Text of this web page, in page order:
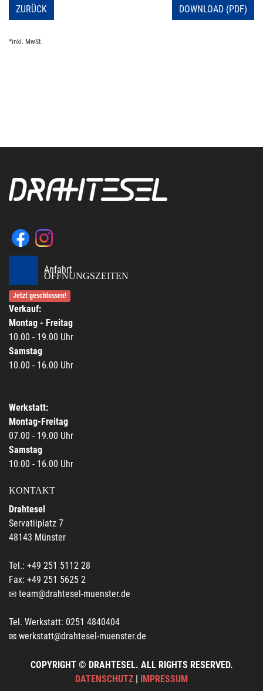
ZURÜCK DOWNLOAD (PDF)
*inkl. MwSt.
Anfahrt
ÖFFNUNGSZEITEN
Jetzt geschlossen!
Verkauf:
Montag - Freitag
10.00 - 19.00 Uhr
Samstag
10.00 - 16.00 Uhr
Werkstatt:
Montag-Freitag
07.00 - 19.00 Uhr
Samstag
10.00 - 16.00 Uhr
KONTAKT
Drahtesel
Servatiiplatz 7
48143 Münster
Tel.: +49 251 5112 28
Fax: +49 251 5625 2
team@drahtesel-muenster.de
Tel. Werkstatt: 0251 4840404
werkstatt@drahtesel-muenster.de
COPYRIGHT © DRAHTESEL. ALL RIGHTS RESERVED.
DATENSCHUTZ | IMPRESSUM